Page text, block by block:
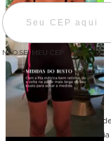
NÃO SEI MEU CEP
Descrição
Vestido frente única com
orgânico no centro, que